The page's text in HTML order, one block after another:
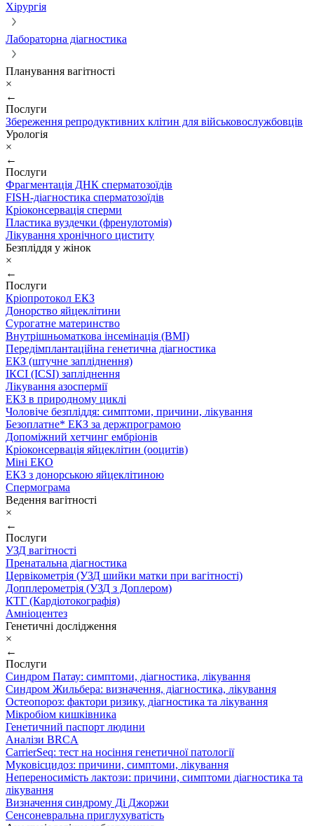
Хірургія
Лабораторна діагностика
Планування вагітності
×
←
Послуги
Збереження репродуктивних клітин для військовослужбовців
Урологія
×
←
Послуги
Фрагментація ДНК сперматозоїдів
FISH-діагностика сперматозоїдів
Кріоконсервація сперми
Пластика вуздечки (френулотомія)
Лікування хронічного циститу
Безпліддя у жінок
×
←
Послуги
Кріопротокол ЕКЗ
Донорство яйцеклітини
Сурогатне материнство
Внутрішньоматкова інсемінація (ВМІ)
Передімплантаційна генетична діагностика
ЕКЗ (штучне запліднення)
ІКСІ (ICSI) запліднення
Лікування азоспермії
ЕКЗ в природному циклі
Чоловіче безпліддя: симптоми, причини, лікування
Безоплатне* ЕКЗ за держпрограмою
Допоміжний хетчинг ембріонів
Кріоконсервація яйцеклітин (ооцитів)
Міні ЕКО
ЕКЗ з донорською яйцеклітиною
Спермограма
Ведення вагітності
×
←
Послуги
УЗД вагітності
Пренатальна діагностика
Цервікометрія (УЗД шийки матки при вагітності)
Допплерометрія (УЗД з Доплером)
КТГ (Кардіотокографія)
Амніоцентез
Генетичні дослідження
×
←
Послуги
Синдром Патау: симптоми, дiагностика, лiкування
Синдром Жильбера: визначення, діагностика, лікування
Остеопороз: фактори ризику, діагностика та лікування
Мікробіом кишківника
Генетичний паспорт людини
Аналізи BRCA
CarrierSeq: тест на носіння генетичної патології
Муковісцидоз: причини, симптоми, лікування
Непереносимість лактози: причини, симптоми діагностика та
лікування
Визначення синдрому Ді Джоржи
Сенсоневральна приглухуватість